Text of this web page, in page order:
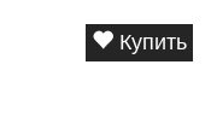
Купить